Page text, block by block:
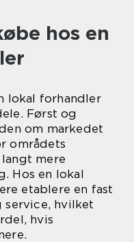
hos en
lokal forhandler
Først og
om markedet
områdets
mere
Hos en lokal
etablere en fast
service, hvilket
hvis